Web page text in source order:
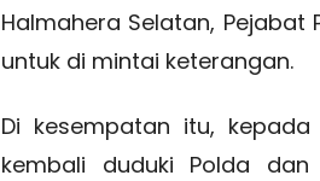
Halmahera Selatan, Pejabat
untuk di mintai keterangan.
Di kesempatan itu,
kembali duduki Polda